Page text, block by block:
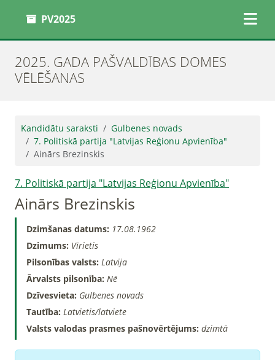
PV2025
2025. GADA PAŠVALDĪBAS DOMES
VĒLĒŠANAS
Kandidātu saraksti
Gulbenes novads
7. Politiskā partija "Latvijas Reģionu Apvienība"
Ainārs Brezinskis
7. Politiskā partija "Latvijas Reģionu Apvienība"
Ainārs Brezinskis
Dzimšanas datums: 17.08.1962
Dzimums: Vīrietis
Pilsonības valsts: Latvija
Ārvalsts pilsonība: Nē
Dzīvesvieta: Gulbenes novads
Tautība: Latvietis/latviete
Valsts valodas prasmes pašnovērtējums: dzimtā